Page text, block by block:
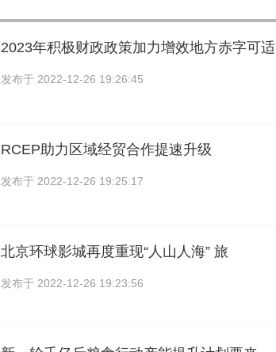
2023年积极财政政策加力增效地方赤字可适
发布于 2022-12-26 19:26:45
RCEP助力区域经贸合作提速升级
发布于 2022-12-26 19:25:17
北京环球影城再度重现“人山人海” 旅
发布于 2022-12-26 19:23:56